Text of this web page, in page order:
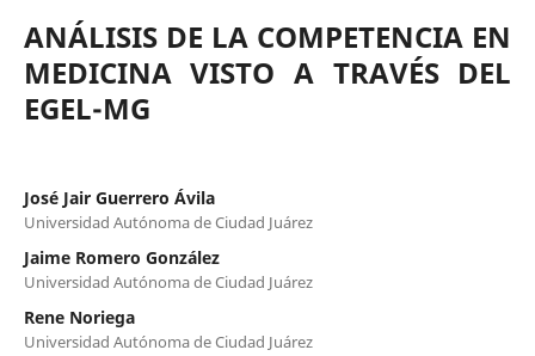
ANÁLISIS DE LA COMPETENCIA EN
MEDICINA VISTO A TRAVÉS DEL
EGEL-MG
José Jair Guerrero Ávila
Universidad Autónoma de Ciudad Juárez
Jaime Romero González
Universidad Autónoma de Ciudad Juárez
Rene Noriega
Universidad Autónoma de Ciudad Juárez